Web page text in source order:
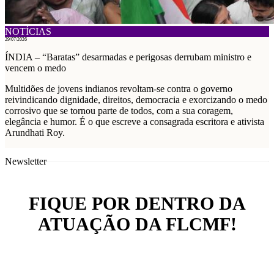
NOTÍCIAS
29/07/2026
ÍNDIA – “Baratas” desarmadas e perigosas derrubam ministro e
vencem o medo
Multidões de jovens indianos revoltam-se contra o governo
reivindicando dignidade, direitos, democracia e exorcizando o medo
corrosivo que se tornou parte de todos, com a sua coragem,
elegância e humor. É o que escreve a consagrada escritora e ativista
Arundhati Roy.
Newsletter
FIQUE POR DENTRO DA
ATUAÇÃO DA FLCMF!